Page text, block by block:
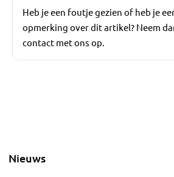
Heb je een foutje gezien of heb je
opmerking over dit artikel? Neem
contact met ons op.
Nieuws